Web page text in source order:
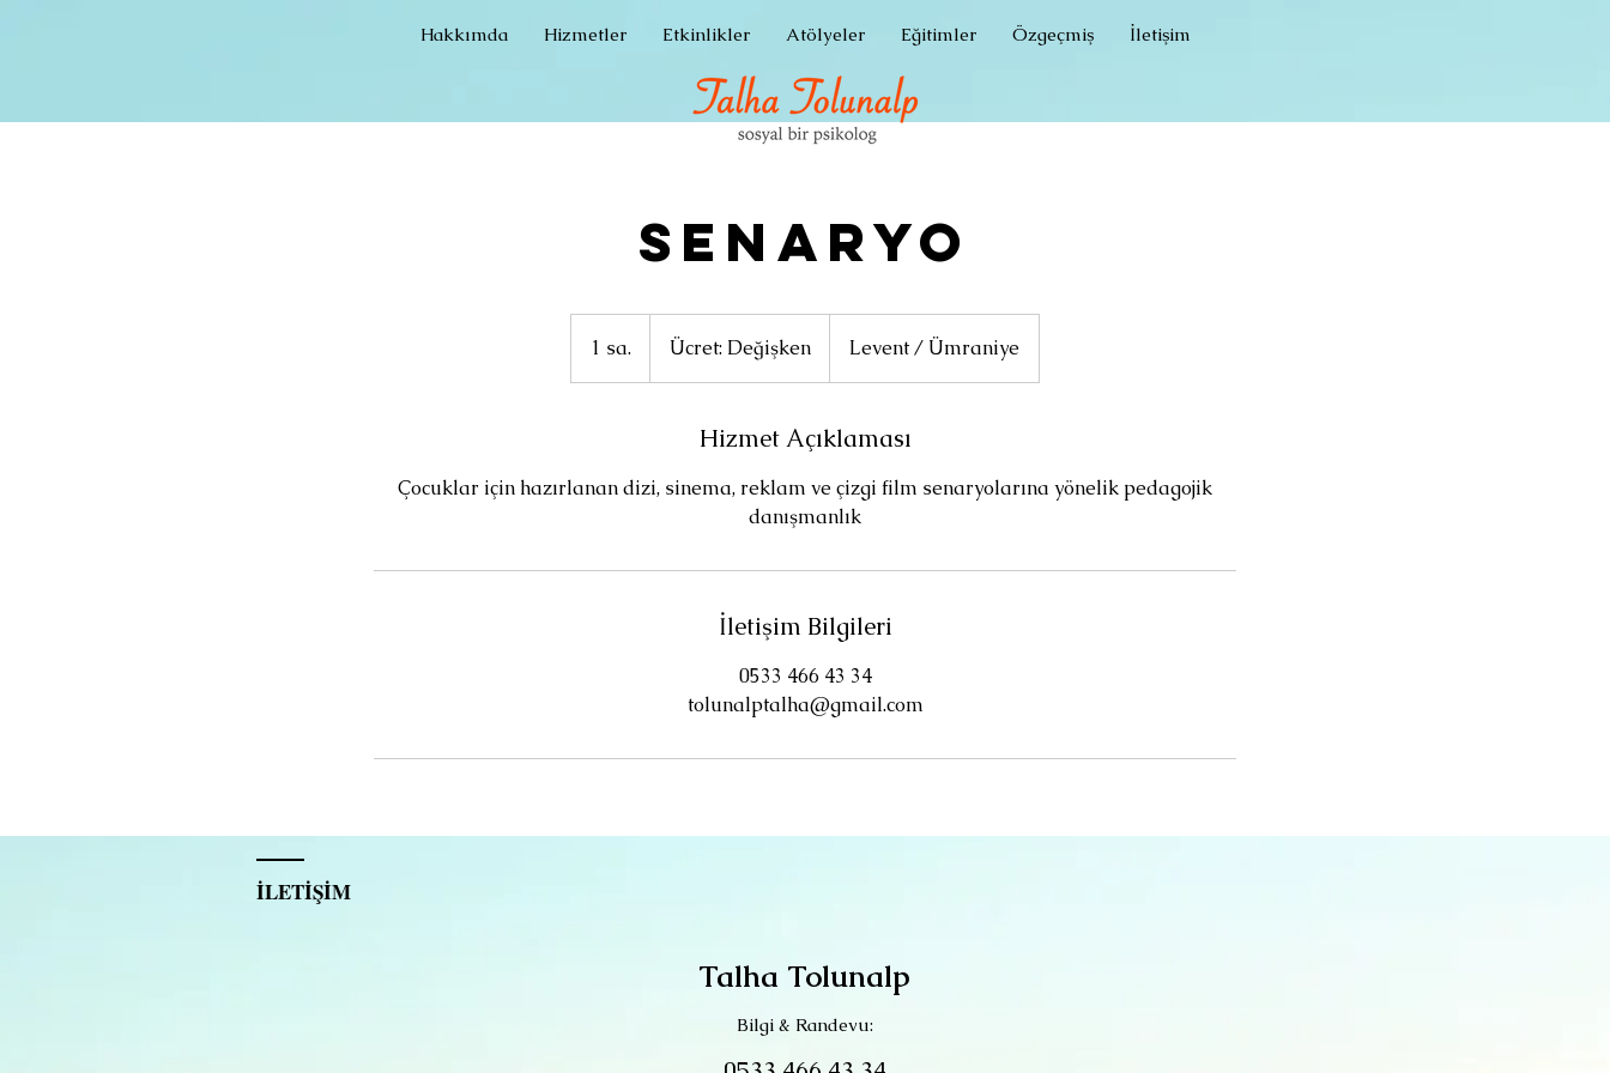
Hakkımda Hizmetler Etkinlikler Atölyeler Eğitimler Özgeçmiş İletişim
Senaryo
1 sa.
s
Değişken
Ücret: Değişken Levent / Ümraniye
Hizmet Açıklaması
Çocuklar için hazırlanan dizi, sinema, reklam ve çizgi film senaryolarına yönelik pedagojik
danışmanlık
İletişim Bilgileri
0533 466 43 34
tolunalptalha@gmail.com
İLETİŞİM
Talha Tolunalp
Bilgi & Randevu: